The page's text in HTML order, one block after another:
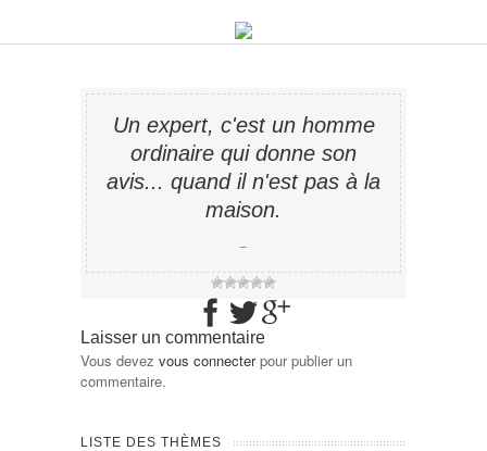
Un expert, c'est un homme
ordinaire qui donne son
avis... quand il n'est pas à la
maison.
−
Laisser un commentaire
Vous devez vous connecterpour publier un
commentaire.
LISTE DES THÈMES